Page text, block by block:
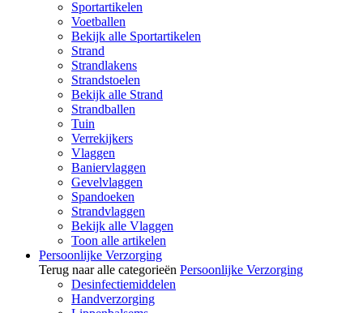
Sportartikelen
Voetballen
Bekijk alle Sportartikelen
Strand
Strandlakens
Strandstoelen
Bekijk alle Strand
Strandballen
Tuin
Verrekijkers
Vlaggen
Baniervlaggen
Gevelvlaggen
Spandoeken
Strandvlaggen
Bekijk alle Vlaggen
Toon alle artikelen
Persoonlijke Verzorging
Terug naar alle categorieën Persoonlijke Verzorging
Desinfectiemiddelen
Handverzorging